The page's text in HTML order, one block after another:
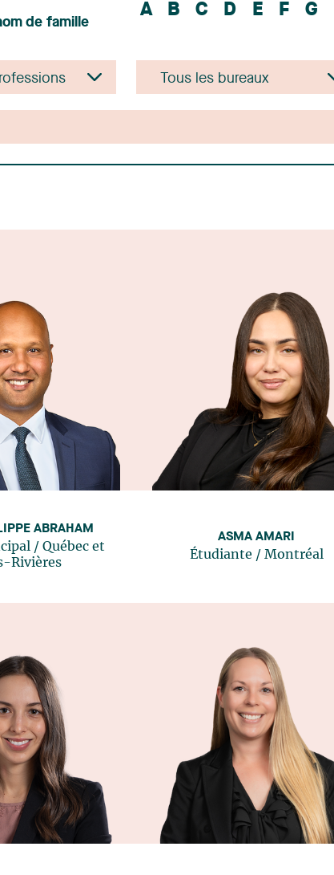
de famille
A B C D E F G
ABRAHAM
/ Québecet
Rivières
ASMA AMARI
Étudiante / Montréal